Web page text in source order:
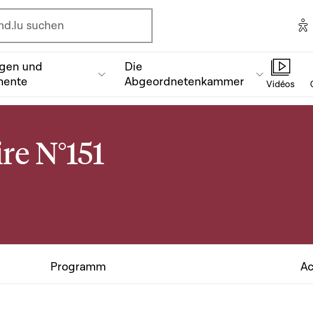
de recherche
suchen
und
Die
Abgeordnetenkammer
Vidéos
N°151
Programm